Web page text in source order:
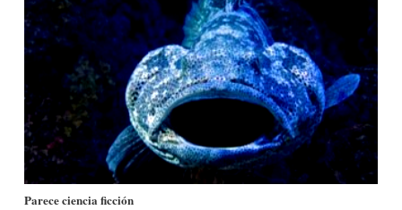
Parece ciencia ficción